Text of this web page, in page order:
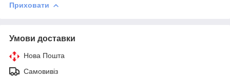
Приховати
Умови доставки
Нова Пошта
Самовивіз